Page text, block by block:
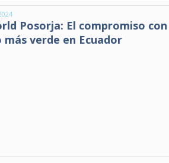
Posorja: El compromiso
verde en Ecuador